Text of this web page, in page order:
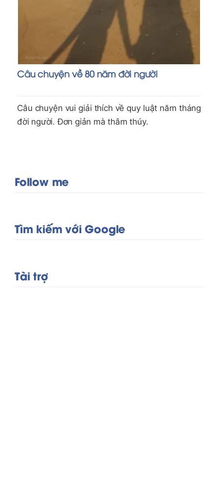
Câu chuyện về 80 năm đời người
Câu chuyện vui giải thích về quy luật năm tháng
đời người. Đơn giản mà thâm thúy.
Follow me
Tìm kiếm với Google
Tài trợ